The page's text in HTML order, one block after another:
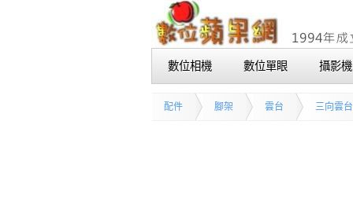
數位相機 數位單眼 攝影機
配件 腳架 雲台 三向雲台